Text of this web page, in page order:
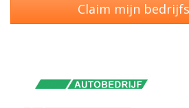
Claim mijn